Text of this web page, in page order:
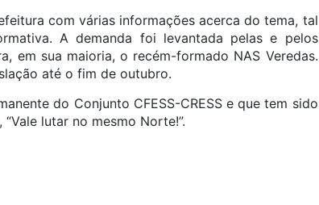
com várias informações acerca do tema, tal
A demanda foi levantada pelas e pelos
em sua maioria, o recém-formado NAS Veredas.
até o fim de outubro.
do Conjunto CFESS-CRESS e que tem sido
lutar no mesmo Norte!”.